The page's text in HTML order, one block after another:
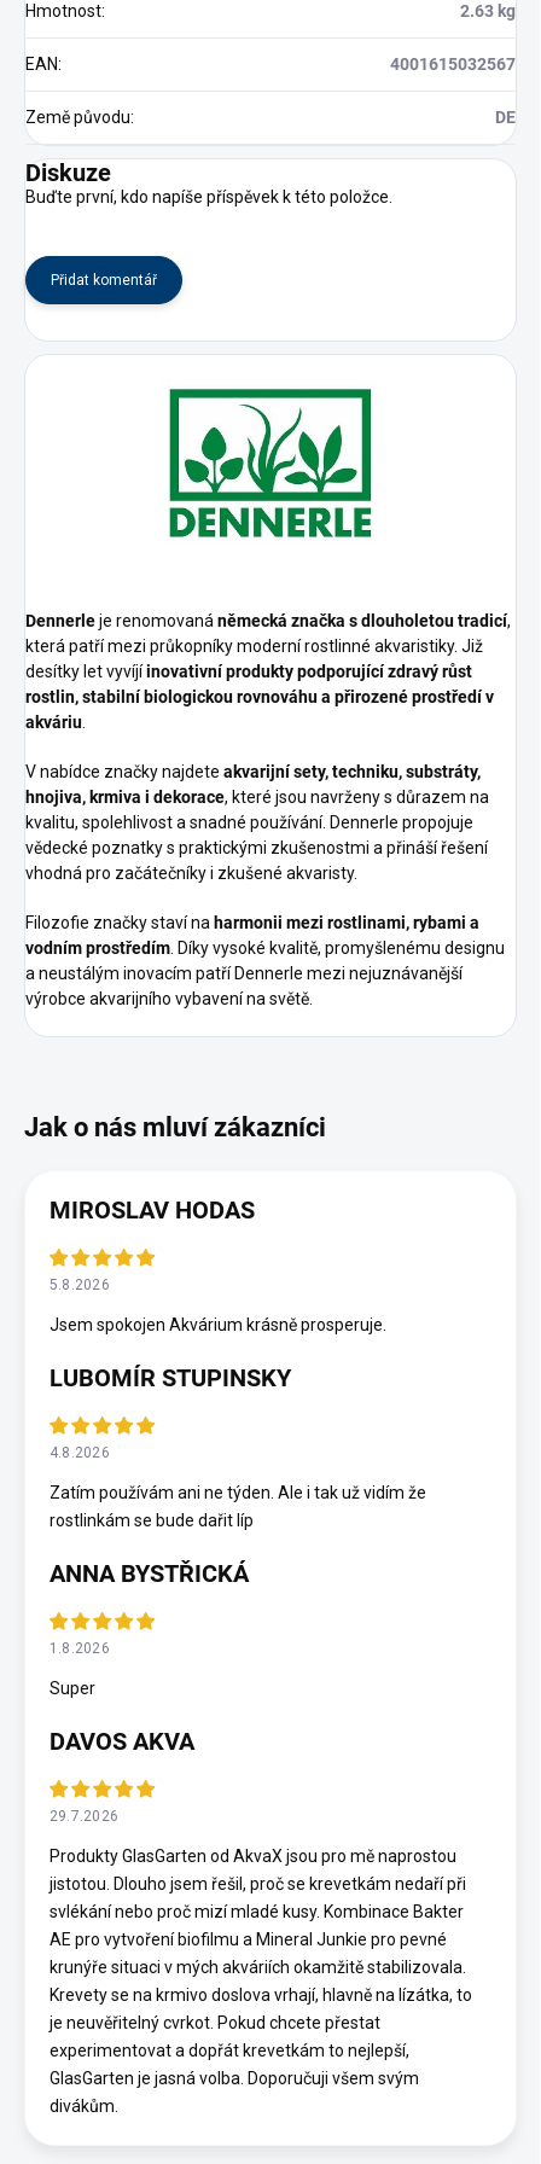
Hmotnost: 2.63 kg
EAN: 4001615032567
Země původu: DE
Diskuze
Buďte první, kdo napíše příspěvek k této položce.
Přidat komentář
Dennerleje renomovanáněmecká značka s dlouholetou tradicí,
která patří mezi průkopníky moderní rostlinné akvaristiky. Již
desítky let vyvíjíinovativní produkty podporující zdravý růst
rostlin, stabilní biologickou rovnováhu a přirozené prostředí v
akváriu.
V nabídce značky najdete akvarijní sety, techniku, substráty,
hnojiva, krmiva i dekorace, které jsou navrženy s důrazem na
kvalitu, spolehlivost a snadné používání. Dennerle propojuje
vědecké poznatky s praktickými zkušenostmi a přináší řešení
vhodná pro začátečníky i zkušené akvaristy.
Filozofie značky staví na harmonii mezi rostlinami, rybami a
vodním prostředím. Díky vysoké kvalitě, promyšlenému designu
a neustálým inovacím patří Dennerle mezi nejuznávanější
výrobce akvarijního vybavení na světě.
MIROSLAV HODAS
5.8.2026
Jsem spokojen Akvárium krásně prosperuje.
LUBOMÍR STUPINSKY
4.8.2026
Zatím používám ani ne týden. Ale i tak už vidím že
rostlinkám se bude dařit líp
ANNA BYSTŘICKÁ
1.8.2026
Super
DAVOS AKVA
29.7.2026
Produkty GlasGarten od AkvaX jsou pro mě naprostou
jistotou. Dlouho jsem řešil, proč se krevetkám nedaří při
svlékání nebo proč mizí mladé kusy. Kombinace Bakter
AE pro vytvoření biofilmu a Mineral Junkie pro pevné
krunýře situaci v mých akváriích okamžitě stabilizovala.
Krevety se na krmivo doslova vrhají, hlavně na lízátka, to
je neuvěřitelný cvrkot. Pokud chcete přestat
experimentovat a dopřát krevetkám to nejlepší,
GlasGarten je jasná volba. Doporučuji všem svým
divákům.